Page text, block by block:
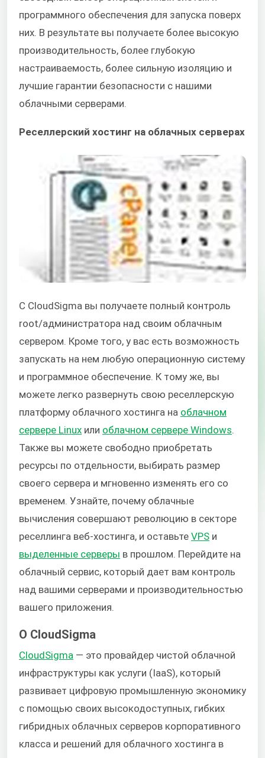
программного обеспечения для запуска поверх
них. В результате вы получаете более высокую
производительность, более глубокую
настраиваемость, более сильную изоляцию и
лучшие гарантии безопасности с нашими
облачными серверами.
Реселлерский хостинг на облачных серверах
С CloudSigma вы получаете полный контроль
root/администратора над своим облачным
сервером. Кроме того, у вас есть возможность
запускать на нем любую операционную систему
и программное обеспечение. К тому же, вы
можете легко развернуть свою реселлерскую
платформу облачного хостинга на облачном
сервере Linux или облачном сервере Windows.
Также вы можете свободно приобретать
ресурсы по отдельности, выбирать размер
своего сервера и мгновенно изменять его со
временем. Узнайте, почему облачные
вычисления совершают революцию в секторе
реселлинга веб-хостинга, и оставьте VPS и
выделенные серверы в прошлом. Перейдите на
облачный сервис, который дает вам контроль
над вашими серверами и производительностью
вашего приложения.
О CloudSigma
CloudSigma — это провайдер чистой облачной
инфраструктуры как услуги (IaaS), который
развивает цифровую промышленную экономику
с помощью своих высокодоступных, гибких
гибридных облачных серверов корпоративного
класса и решений для облачного хостинга в